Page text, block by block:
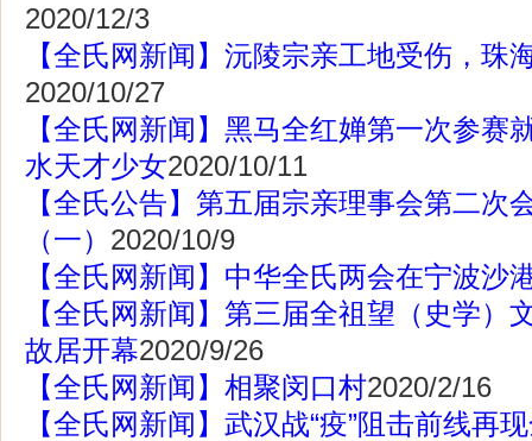
2020/12/3
【全氏网新闻】沅陵宗亲工地受伤，珠
2020/10/27
【全氏网新闻】黑马全红婵第一次参赛
水天才少女2020/10/11
【全氏公告】第五届宗亲理事会第二次
（一） 2020/10/9
【全氏网新闻】中华全氏两会在宁波沙
【全氏网新闻】第三届全祖望（史学）
故居开幕2020/9/26
【全氏网新闻】相聚闵口村2020/2/16
【全氏网新闻】武汉战“疫”阻击前线再